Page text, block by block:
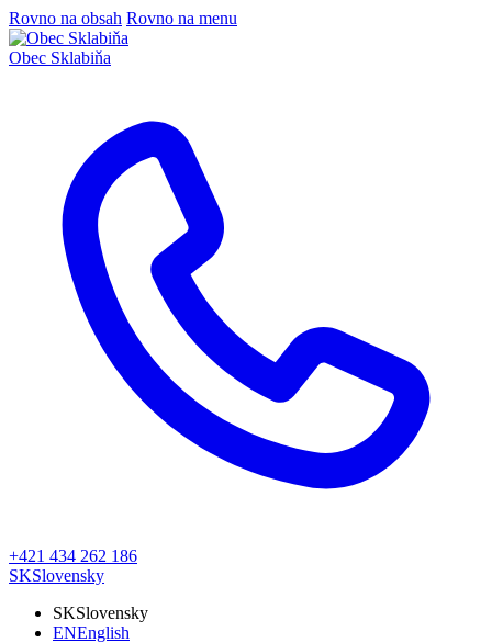
Rovno na obsah Rovno na menu
Obec Sklabiňa
+421 434 262 186
SKSlovensky
SKSlovensky
ENEnglish